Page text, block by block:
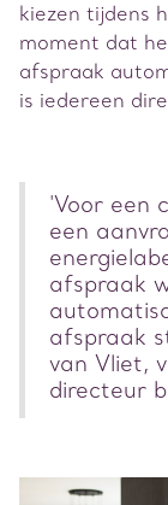
kiezen tijdens
moment dat
afspraak
is iedereen
'Voor een
een
afspraak
afspraak
van Vliet,
directeur